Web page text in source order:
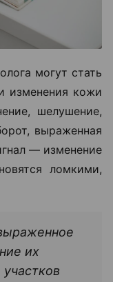
могут стать
изменения кожи
шелушение,
выраженная
— изменение
ломкими,
их